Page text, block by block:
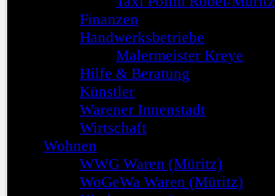
Finanzen
Handwerksbetriebe
Malermeister Kreye
Hilfe & Beratung
Künstler
Warener Innenstadt
Wirtschaft
Wohnen
WWG Waren (Müritz)
WoGeWa Waren (Müritz)